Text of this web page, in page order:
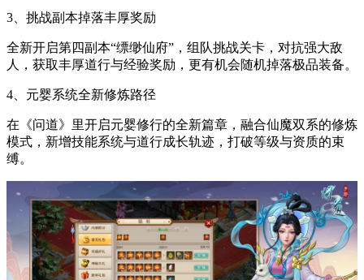
3、挑战副本掉落丰厚奖励
全新开启第四副本“缥缈仙府”，组队挑战关卡，对抗强大敌
人，获取丰厚道行与经验奖励，更有机会随机掉落极品装备。
4、元婴系统全新修炼路径
在《问道》里开启元婴修行的全新篇章，融合仙魔双系的修炼
模式，新增技能系统与道行成长轨迹，打破等级与资质的束
缚。